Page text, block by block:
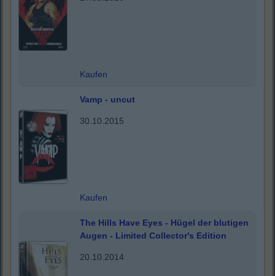
Kaufen
Vamp - uncut
30.10.2015
Kaufen
The Hills Have Eyes - Hügel der blutigen
Augen - Limited Collector's Edition
20.10.2014